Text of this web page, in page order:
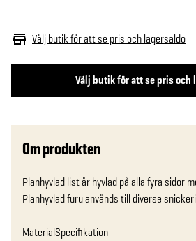
Välj butik för att se pris och
Välj butik för att se pris och lagersaldo
Om produkten
Planhyvlad list är hyvlad på alla fyra sidor
Planhyvlad furu används till diverse
MaterialSpecifikation